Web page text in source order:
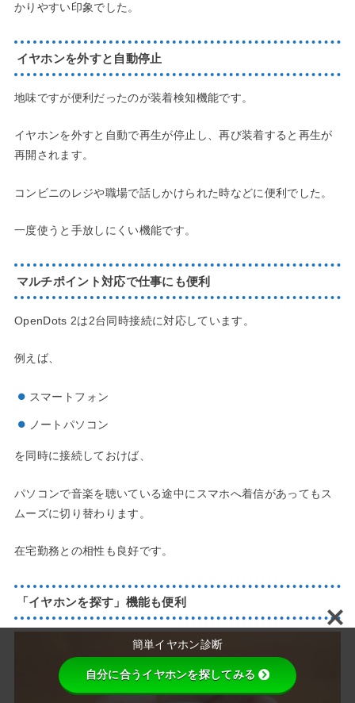
かりやすい印象でした。
イヤホンを外すと自動停止
地味ですが便利だったのが装着検知機能です。
イヤホンを外すと自動で再生が停止し、再び装着すると再生が
再開されます。
コンビニのレジや職場で話しかけられた時などに便利でした。
一度使うと手放しにくい機能です。
マルチポイント対応で仕事にも便利
OpenDots 2は2台同時接続に対応しています。
例えば、
スマートフォン
ノートパソコン
を同時に接続しておけば、
パソコンで音楽を聴いている途中にスマホへ着信があってもス
ムーズに切り替わります。
在宅勤務との相性も良好です。
「イヤホンを探す」機能も便利
簡単イヤホン診断
自分に合うイヤホンを探してみる